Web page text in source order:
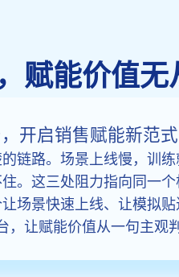
赋能价值无
开启销售赋能新范式
链路。场景上线慢，训
。这三处阻力指向同一
场景快速上线、让模拟
让赋能价值从一句主观